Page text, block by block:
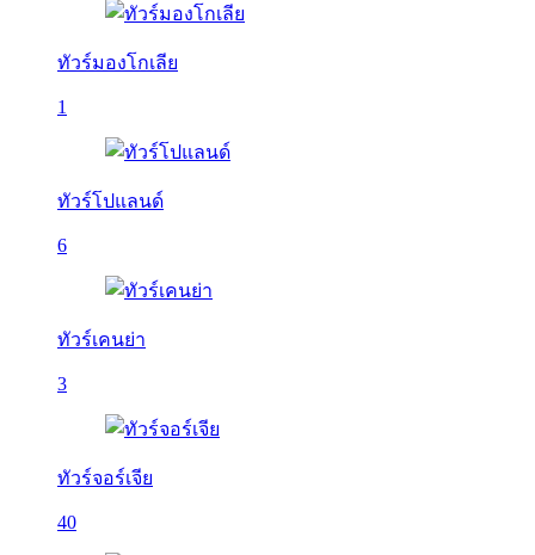
ทัวร์มองโกเลีย
1
ทัวร์โปแลนด์
6
ทัวร์เคนย่า
3
ทัวร์จอร์เจีย
40